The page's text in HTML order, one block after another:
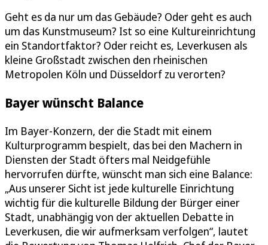
Geht es da nur um das Gebäude? Oder geht es auch
um das Kunstmuseum? Ist so eine Kultureinrichtung
ein Standortfaktor? Oder reicht es, Leverkusen als
kleine Großstadt zwischen den rheinischen
Metropolen Köln und Düsseldorf zu verorten?
Bayer wünscht Balance
Im Bayer-Konzern, der die Stadt mit einem
Kulturprogramm bespielt, das bei den Machern in
Diensten der Stadt öfters mal Neidgefühle
hervorrufen dürfte, wünscht man sich eine Balance:
„Aus unserer Sicht ist jede kulturelle Einrichtung
wichtig für die kulturelle Bildung der Bürger einer
Stadt, unabhängig von der aktuellen Debatte in
Leverkusen, die wir aufmerksam verfolgen“, lautet